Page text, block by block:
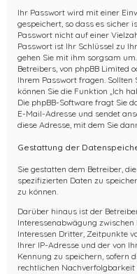
Ihr Passwort wird mit einer
gespeichert, so dass es sicher
Passwort nicht auf einer
Passwort ist Ihr Schlüssel zu
gehen Sie mit ihm sorgsam
Betreibers, von phpBB Limited
Ihrem Passwort fragen. Sollten
können Sie die Funktion „Ich
Die phpBB-Software fragt Sie
E-Mail-Adresse und sendet
diese Adresse, mit dem Sie
Gestattung der
Sie gestatten dem Betreiber,
spezifizierten Daten zu
zu können.
Darüber hinaus ist der
Interessenabwägung zwischen
Interessen Dritter, Zeitpunkte
Ihrer IP-Adresse und der von
Kennung zu speichern, sofern
rechtlichen Nachverfolgbarkeit